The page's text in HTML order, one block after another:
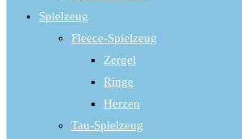
Spielzeug
Fleece-Spielzeug
Zergel
Ringe
Herzen
Tau-Spielzeug